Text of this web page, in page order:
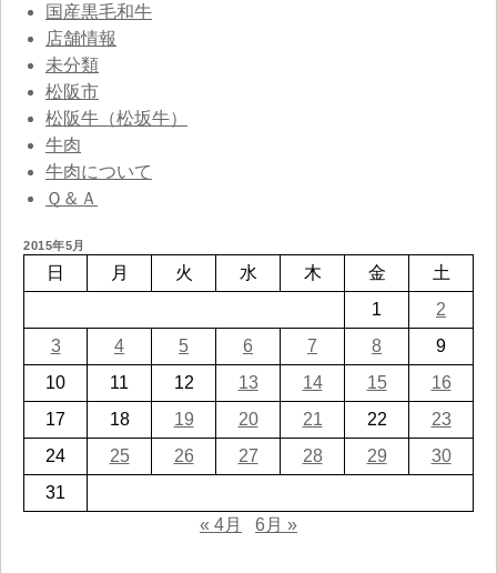
国産黒毛和牛
店舗情報
未分類
松阪市
松阪牛（松坂牛）
牛肉
牛肉について
Ｑ＆Ａ
2015年5月
日 月 火 水 木 金
土
1
2
3
4 5 6 7 8
9
10
11 12 13 14 15
16
17
18 19 20 21 22
23
24
25 26 27 28 29
30
31
« 4月
6月 »